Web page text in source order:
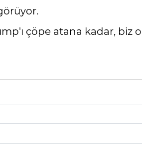
çöpe atana kadar, biz